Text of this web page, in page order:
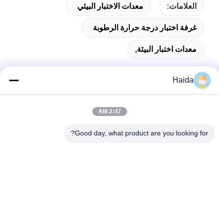
العلامات: معدات الاختبار البيئي
غرفة اختبار درجة حرارة الرطوبة
معدات اختبار البيئة,
العنوان
Haida
2:47 AM
Good day, what product are you looking for?